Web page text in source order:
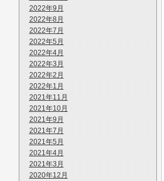
2022年9月
2022年8月
2022年7月
2022年5月
2022年4月
2022年3月
2022年2月
2022年1月
2021年11月
2021年10月
2021年9月
2021年7月
2021年5月
2021年4月
2021年3月
2020年12月